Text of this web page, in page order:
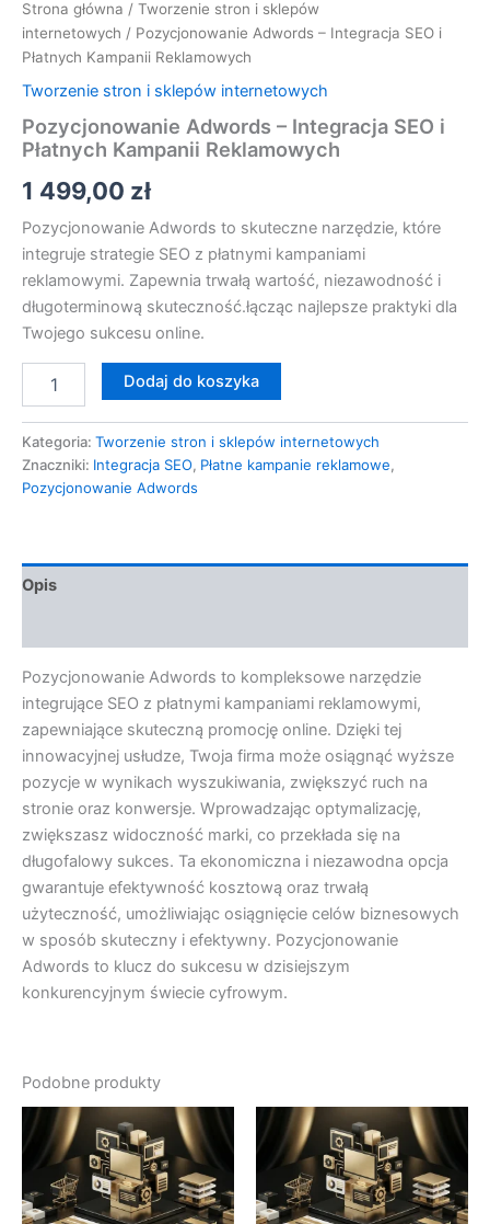
Strona główna / Tworzenie stron i sklepów
internetowych / Pozycjonowanie Adwords – Integracja SEO i
Płatnych Kampanii Reklamowych
Tworzenie stron i sklepów internetowych
Pozycjonowanie Adwords – Integracja SEO i
Płatnych Kampanii Reklamowych
1 499,00 zł
Pozycjonowanie Adwords to skuteczne narzędzie, które
integruje strategie SEO z płatnymi kampaniami
reklamowymi. Zapewnia trwałą wartość, niezawodność i
długoterminową skuteczność.łącząc najlepsze praktyki dla
Twojego sukcesu online.
Dodaj do koszyka
Kategoria: Tworzenie stron i sklepów internetowych
Znaczniki: Integracja SEO, Płatne kampanie reklamowe,
Pozycjonowanie Adwords
Opis
Pozycjonowanie Adwords to kompleksowe narzędzie
integrujące SEO z płatnymi kampaniami reklamowymi,
zapewniające skuteczną promocję online. Dzięki tej
innowacyjnej usłudze, Twoja firma może osiągnąć wyższe
pozycje w wynikach wyszukiwania, zwiększyć ruch na
stronie oraz konwersje. Wprowadzając optymalizację,
zwiększasz widoczność marki, co przekłada się na
długofalowy sukces. Ta ekonomiczna i niezawodna opcja
gwarantuje efektywność kosztową oraz trwałą
użyteczność, umożliwiając osiągnięcie celów biznesowych
w sposób skuteczny i efektywny. Pozycjonowanie
Adwords to klucz do sukcesu w dzisiejszym
konkurencyjnym świecie cyfrowym.
Podobne produkty